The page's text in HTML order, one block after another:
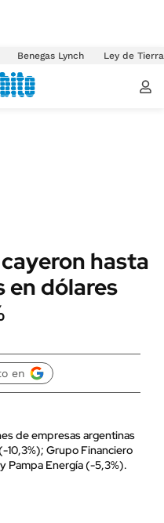
Benegas Lynch Ley de
hasta
en dólares
en
de empresas argentinas
Grupo Financiero
Pampa Energía (-5,3%).